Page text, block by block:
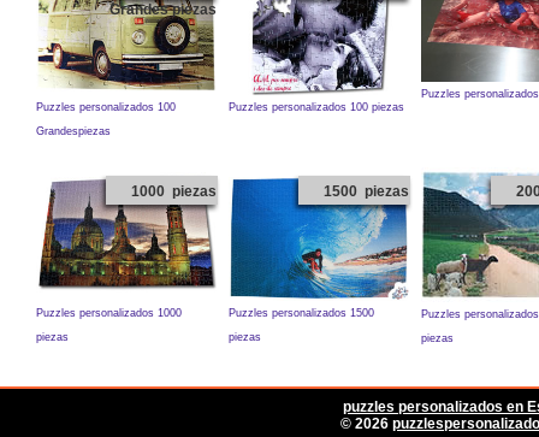
Grandes piezas
Puzzles personalizados 100
Grandespiezas
Puzzles personalizados 100 piezas
Puzzles
1000 piezas
Puzzles personalizados 1000
piezas
1500 piezas
Puzzles personalizados 1500
piezas
Puzzles
piezas
puzzles personalizados en
© 2026